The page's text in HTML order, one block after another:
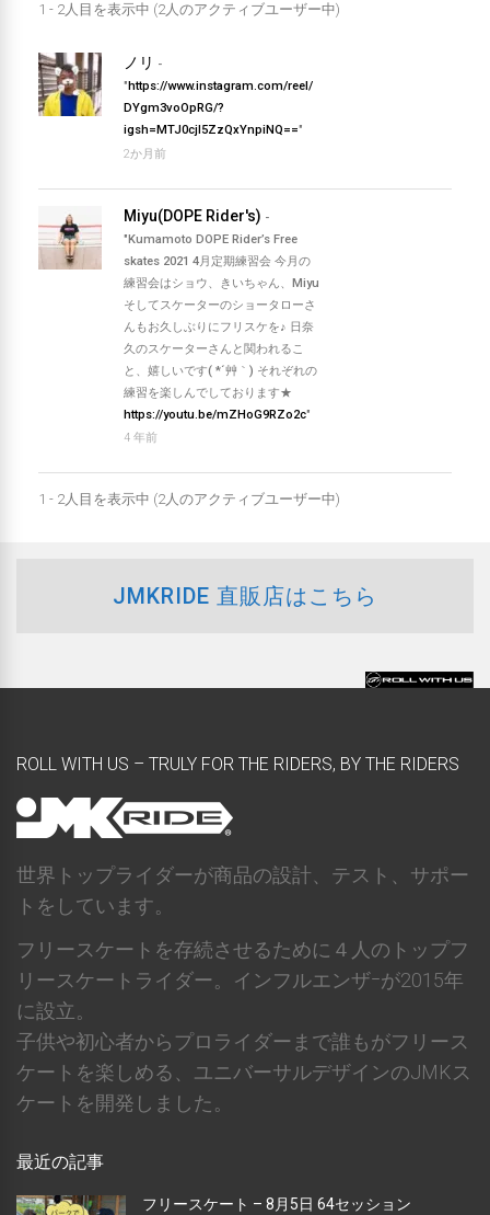
達
1 - 2人目を表示中 (2人のアクティブユーザー中)
ノリ -
" https://www.instagram.com/reel/
DYgm3voOpRG/?
igsh=MTJ0cjl5ZzQxYnpiNQ=="
2か月前
Miyu(DOPE Rider's) -
"Kumamoto DOPE Rider’s Free
skates 2021 4月定期練習会 今月の
練習会はショウ、きいちゃん、Miyu
そしてスケーターのショータローさ
んもお久しぶりにフリスケを♪ 日奈
久のスケーターさんと関われるこ
と、嬉しいです( *´艸｀) それぞれの
練習を楽しんでしております★
https://youtu.be/mZHoG9RZo2c"
4 年前
1 - 2人目を表示中 (2人のアクティブユーザー中)
JMKRIDE 直販店はこちら
ROLL WITH US – TRULY FOR THE RIDERS, BY THE RIDERS
世界トップライダーが商品の設計、テスト、サポー
トをしています。
フリースケートを存続させるために４人のトップフ
リースケートライダー。インフルエンザｰが2015年
に設立。
子供や初心者からプロライダーまで誰もがフリース
ケートを楽しめる、ユニバーサルデザインのJMKス
ケートを開発しました。
最近の記事
フリースケート – 8月5日 64セッション